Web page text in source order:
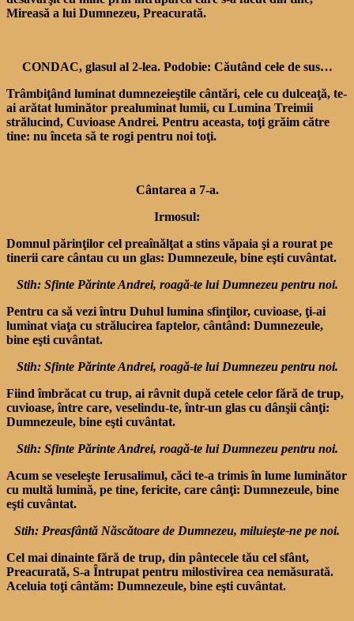
Mireasă a lui Dumnezeu, Preacurată.
CONDAC, glasul al 2-lea. Podobie: Căutând cele de sus…
Trâmbiţând luminat dumnezeieştile cântări, cele cu dulceaţă, te-
ai arătat luminător prealuminat lumii, cu Lumina Treimii
strălucind, Cuvioase Andrei. Pentru aceasta, toţi grăim către
tine: nu înceta să te rogi pentru noi toţi.
Cântarea a 7-a.
Irmosul:
Domnul părinţilor cel preaînălţat a stins văpaia şi a rourat pe
tinerii care cântau cu un glas: Dumnezeule, bine eşti cuvântat.
Stih: Sfinte Părinte Andrei, roagă-te lui Dumnezeu pentru noi.
Pentru ca să vezi întru Duhul lumina sfinţilor, cuvioase, ţi-ai
luminat viaţa cu strălucirea faptelor, cântând: Dumnezeule,
bine eşti cuvântat.
Stih: Sfinte Părinte Andrei, roagă-te lui Dumnezeu pentru noi.
Fiind îmbrăcat cu trup, ai râvnit după cetele celor fără de trup,
cuvioase, între care, veselindu-te, într-un glas cu dânşii cânţi:
Dumnezeule, bine eşti cuvântat.
Stih: Sfinte Părinte Andrei, roagă-te lui Dumnezeu pentru noi.
Acum se veseleşte Ierusalimul, căci te-a trimis în lume luminător
cu multă lumină, pe tine, fericite, care cânţi: Dumnezeule, bine
eşti cuvântat.
Stih: Preasfântă Născătoare de Dumnezeu, miluieşte-ne pe noi.
Cel mai dinainte fără de trup, din pântecele tău cel sfânt,
Preacurată, S-a Întrupat pentru milostivirea cea nemăsurată.
Aceluia toţi cântăm: Dumnezeule, bine eşti cuvântat.